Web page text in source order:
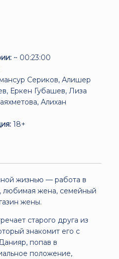
~ 00:23:00
Сериков, Алишер
Еркен Губашев, Лиза
Алихан
18+
жизнью — работа в
любимая жена, семейный
жены.
старого друга из
знакомит его с
попав в
положение,